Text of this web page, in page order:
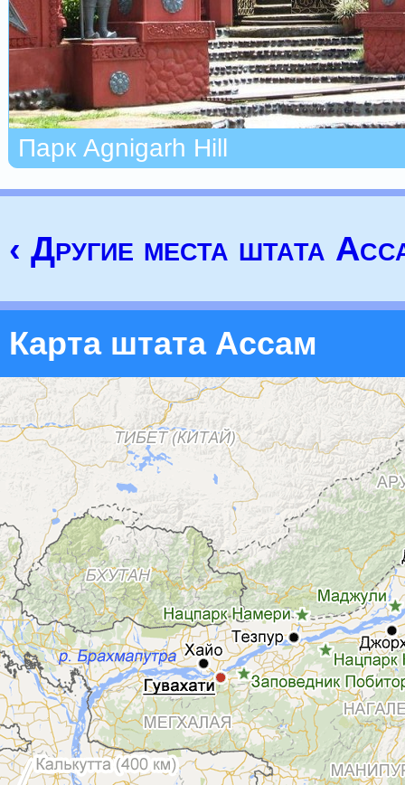
Парк Agnigarh Hill
‹ Другие места штата
Карта штата Ассам